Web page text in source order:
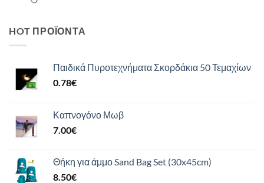
HOT ΠΡΟΪΌΝΤΑ
Παιδικά Πυροτεχνήματα Σκορδάκια 50 Τεμαχίων
0.78€
Καπνογόνο Μωβ
7.00€
Θήκη για άμμο Sand Bag Set (30x45cm)
8.50€